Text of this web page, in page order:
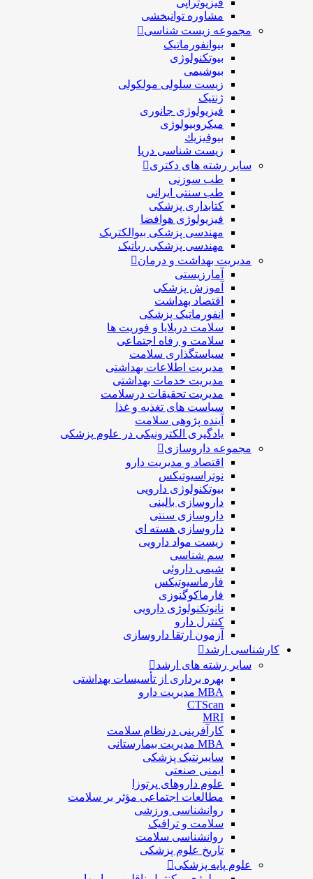
مشاوره توانبخشی
مجموعه زیست شناسی
بیوانفورماتیک
بیوتکنولوژی
بیوشیمی
زیست سلولی مولکولی
ژنتیک
فیزیولوژی جانوری
میکروبیولوژی
بيوفيزيك
زیست شناسی دریا
سایر رشته های دکتری
طب سوزنی
طب سنتی ایرانی
کتابداری پزشکی
فیزیولوژی هوافضا
مهندسی پزشکی بیوالکتریک
مهندسی پزشکی رباتیک
مدیریت بهداشت و درمان
آمارزیستی
آموزش پزشکی
اقتصاد بهداشت
انفورماتیک پزشکی
سلامت دربلايا و فوريت ها
سلامت و رفاه اجتماعی
سیاستگذاری سلامت
مدیریت اطلاعات بهداشتی
مدیریت خدمات بهداشتی
مدیریت تحقیقات درسلامت
سیاست های تغذیه و غذا
آینده پژوهی سلامت
یادگیری الکترونیکی در علوم پزشکی
مجموعه داروسازی
اقتصاد و مديريت دارو
نوتراسیوتیکس
بيوتكنولوژی دارویی
داروسازی بالينی
داروسازی سنتی
داروسازی هسته ای
زیست مواد دارویی
سم شناسی
شيمی داروئی
فارماسيوتيكس
فارماكوگنوزی
نانوتکنولوژی دارویی
كنترل دارو
آزمون ارتقا داروسازی
کارشناسی ارشد
سایر رشته های ارشد
بهره برداری از تأسیسات بهداشتی
MBA مدیریت دارو
CTScan
MRI
کارآفرینی درنظام سلامت
MBA مدیریت بیمارستانی
سایبرنتیک پزشکی
ایمنی صنعتی
علوم داروهای پرتوزا
مطالعات اجتماعی مؤثر بر سلامت
روانشناسی ورزشی
سلامت و ترافیک
روانشناسی سلامت
تاریخ علوم پزشکی
علوم پایه پزشکی